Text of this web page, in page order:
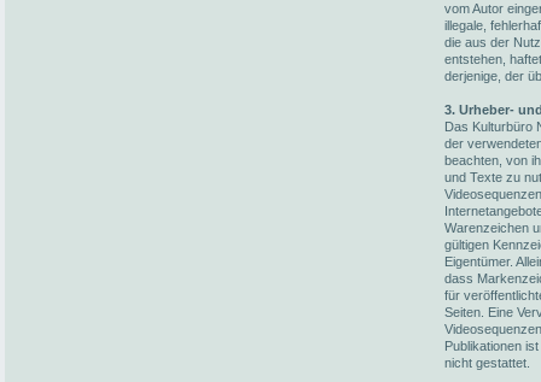
vom Autor
illegale,
die aus der
entstehen,
derjenige, der
3. Urheber-
Das Kulturbüro
der
beachten, von
und Texte zu
Warenzeichen
gültigen
Eigentümer.
dass
für
Seiten. Eine
Publikationen
nicht gestattet.